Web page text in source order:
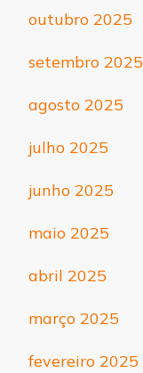
outubro 2025
setembro 2025
agosto 2025
julho 2025
junho 2025
maio 2025
abril 2025
março 2025
fevereiro 2025